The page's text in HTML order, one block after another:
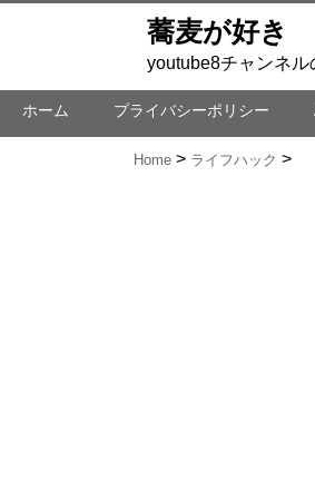
蕎麦が好き
youtube8チャンネル
ホーム プライバシーポリシー
Home ライフハック